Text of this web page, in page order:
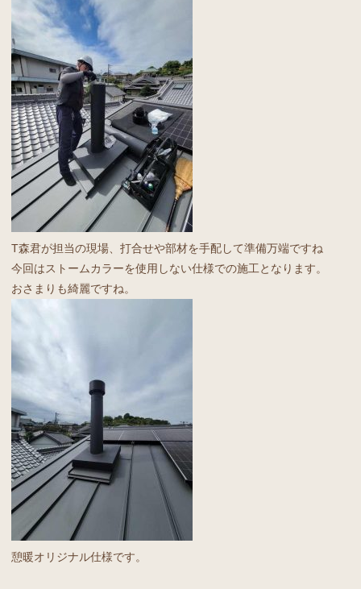
T森君が担当の現場、打合せや部材を手配して準備万端ですね
今回はストームカラーを使用しない仕様での施工となります。
おさまりも綺麗ですね。
憩暖オリジナル仕様です。